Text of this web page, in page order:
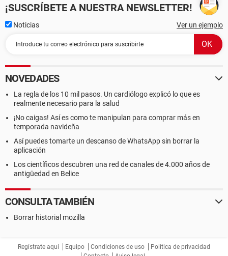
¡SUSCRÍBETE A NUESTRA NEWSLETTER!
Noticias Ver un ejemplo
NOVEDADES
La regla de los 10 mil pasos. Un cardiólogo explicó lo que es
realmente necesario para la salud
¡No caigas! Así es como te manipulan para comprar más en
temporada navideña
Así puedes tomarte un descanso de WhatsApp sin borrar la
aplicación
Los científicos descubren una red de canales de 4.000 años de
antigüedad en Belice
CONSULTA TAMBIÉN
Borrar historial mozilla
Regístrate aquí Equipo Condiciones de uso
Política de privacidad